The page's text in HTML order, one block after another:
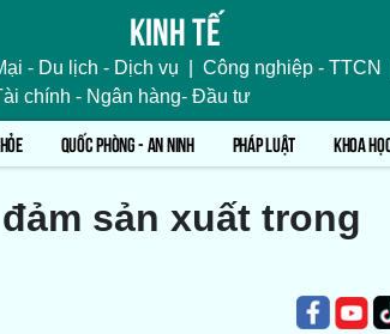
Kinh tế
- Du lịch - Dịch vụ Công nghiệp - TTCN
chính - Ngân hàng- Đầu tư
QUỐC PHÒNG - AN NINH PHÁP LUẬT KHOA
sản xuất trong